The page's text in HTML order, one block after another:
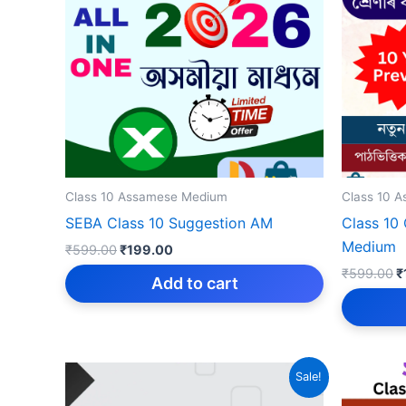
Class 10 Assamese Medium
SEBA Class 10 Suggestion AM
₹599.00Original
price
₹199.00Current
price
is:
Add to cart
Class 10
Class 10
Medium
₹599.00₹
Sale!